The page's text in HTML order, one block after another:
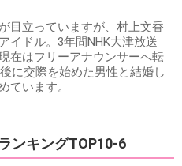
目立っていますが、村上文香
イドル。3年間NHK大津放送
在はフリーアナウンサーへ転
に交際を始めた男性と結婚し
ています。
ンキングTOP10-6